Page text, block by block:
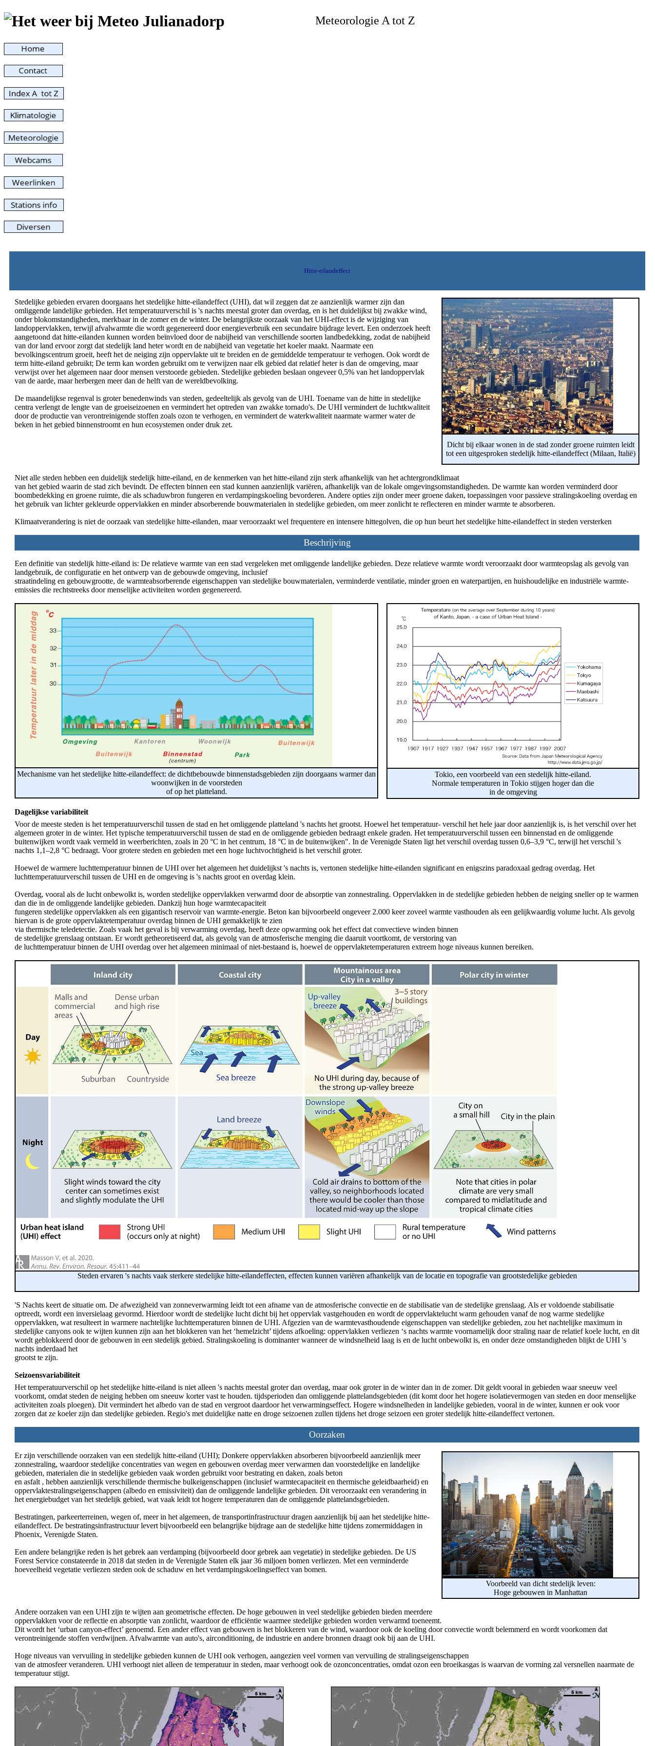
Meteorologie A tot Z
Hitte-eilandeffect
Stedelijke gebieden ervaren doorgaans het stedelijke hitte-eilandeffect (UHI), dat wil zeggen dat ze aanzienlijk warmer zijn dan
omliggende landelijke gebieden. Het temperatuurverschil is 's nachts meestal groter dan overdag, en is het duidelijkst bij zwakke wind,
onder blokomstandigheden, merkbaar in de zomer en de winter. De belangrijkste oorzaak van het UHI-effect is de wijziging van
landoppervlakken, terwijl afvalwarmte die wordt gegenereerd door energieverbruik een secundaire bijdrage levert. Een onderzoek heeft
aangetoond dat hitte-eilanden kunnen worden beïnvloed door de nabijheid van verschillende soorten landbedekking, zodat de nabijheid
van dor land ervoor zorgt dat stedelijk land heter wordt en de nabijheid van vegetatie het koeler maakt. Naarmate een
bevolkingscentrum groeit, heeft het de neiging zijn oppervlakte uit te breiden en de gemiddelde temperatuur te verhogen. Ook wordt de
term hitte-eiland gebruikt; De term kan worden gebruikt om te verwijzen naar elk gebied dat relatief heter is dan de omgeving, maar
verwijst over het algemeen naar door mensen verstoorde gebieden. Stedelijke gebieden beslaan ongeveer 0,5% van het landoppervlak
van de aarde, maar herbergen meer dan de helft van de wereldbevolking.
De maandelijkse regenval is groter benedenwinds van steden, gedeeltelijk als gevolg van de UHI. Toename van de hitte in stedelijke
centra verlengt de lengte van de groeiseizoenen en vermindert het optreden van zwakke tornado's. De UHI vermindert de luchtkwaliteit
door de productie van verontreinigende stoffen zoals ozon te verhogen, en vermindert de waterkwaliteit naarmate warmer water de
beken in het gebied binnenstroomt en hun ecosystemen onder druk zet.
Dicht bij elkaar wonen in de stad zonder groene ruimten leidt
tot een uitgesproken stedelijk hitte-eilandeffect (Milaan, Italië)
Niet alle steden hebben een duidelijk stedelijk hitte-eiland, en de kenmerken van het hitte-eiland zijn sterk afhankelijk van het achtergrondklimaat
van het gebied waarin de stad zich bevindt. De effecten binnen een stad kunnen aanzienlijk variëren, afhankelijk van de lokale omgevingsomstandigheden. De warmte kan worden verminderd door
boombedekking en groene ruimte, die als schaduwbron fungeren en verdampingskoeling bevorderen. Andere opties zijn onder meer groene daken, toepassingen voor passieve stralingskoeling overdag en
het gebruik van lichter gekleurde oppervlakken en minder absorberende bouwmaterialen in stedelijke gebieden, om meer zonlicht te reflecteren en minder warmte te absorberen.
Klimaatverandering is niet de oorzaak van stedelijke hitte-eilanden, maar veroorzaakt wel frequentere en intensere hittegolven, die op hun beurt het stedelijke hitte-eilandeffect in steden versterken
Beschrijving
Een definitie van stedelijk hitte-eiland is: De relatieve warmte van een stad vergeleken met omliggende landelijke gebieden. Deze relatieve warmte wordt veroorzaakt door warmteopslag als gevolg van
landgebruik, de configuratie en het ontwerp van de gebouwde omgeving, inclusief
straatindeling en gebouwgrootte, de warmteabsorberende eigenschappen van stedelijke bouwmaterialen, verminderde ventilatie, minder groen en waterpartijen, en huishoudelijke en industriële warmte-
emissies die rechtstreeks door menselijke activiteiten worden gegenereerd.
Mechanisme van het stedelijke hitte-eilandeffect: de dichtbebouwde binnenstadsgebieden zijn doorgaans warmer dan
woonwijken in de voorsteden
of op het platteland.
Tokio, een voorbeeld van een stedelijk hitte-eiland.
Normale temperaturen in Tokio stijgen hoger dan die
in de omgeving
Dagelijkse variabiliteit
Voor de meeste steden is het temperatuurverschil tussen de stad en het omliggende platteland 's nachts het grootst. Hoewel het temperatuur- verschil het hele jaar door aanzienlijk is, is het verschil over het
algemeen groter in de winter. Het typische temperatuurverschil tussen de stad en de omliggende gebieden bedraagt enkele graden. Het temperatuurverschil tussen een binnenstad en de omliggende
buitenwijken wordt vaak vermeld in weerberichten, zoals in 20 °C in het centrum, 18 °C in de buitenwijken". In de Verenigde Staten ligt het verschil overdag tussen 0,6–3,9 °C, terwijl het verschil 's
nachts 1,1–2,8 °C bedraagt. Voor grotere steden en gebieden met een hoge luchtvochtigheid is het verschil groter.
Hoewel de warmere luchttemperatuur binnen de UHI over het algemeen het duidelijkst 's nachts is, vertonen stedelijke hitte-eilanden significant en enigszins paradoxaal gedrag overdag. Het
luchttemperatuurverschil tussen de UHI en de omgeving is 's nachts groot en overdag klein.
Overdag, vooral als de lucht onbewolkt is, worden stedelijke oppervlakken verwarmd door de absorptie van zonnestraling. Oppervlakken in de stedelijke gebieden hebben de neiging sneller op te warmen
dan die in de omliggende landelijke gebieden. Dankzij hun hoge warmtecapaciteit
fungeren stedelijke oppervlakken als een gigantisch reservoir van warmte-energie. Beton kan bijvoorbeeld ongeveer 2.000 keer zoveel warmte vasthouden als een gelijkwaardig volume lucht. Als gevolg
hiervan is de grote oppervlaktetemperatuur overdag binnen de UHI gemakkelijk te zien
via thermische teledetectie. Zoals vaak het geval is bij verwarming overdag, heeft deze opwarming ook het effect dat convectieve winden binnen
de stedelijke grenslaag ontstaan. Er wordt getheoretiseerd dat, als gevolg van de atmosferische menging die daaruit voortkomt, de verstoring van
de luchttemperatuur binnen de UHI overdag over het algemeen minimaal of niet-bestaand is, hoewel de oppervlaktetemperaturen extreem hoge niveaus kunnen bereiken.
Steden ervaren 's nachts vaak sterkere stedelijke hitte-eilandeffecten, effecten kunnen variëren afhankelijk van de locatie en topografie van grootstedelijke gebieden
'S Nachts keert de situatie om. De afwezigheid van zonneverwarming leidt tot een afname van de atmosferische convectie en de stabilisatie van de stedelijke grenslaag. Als er voldoende stabilisatie
optreedt, wordt een inversielaag gevormd. Hierdoor wordt de stedelijke lucht dicht bij het oppervlak vastgehouden en wordt de oppervlaktelucht warm gehouden vanaf de nog warme stedelijke
oppervlakken, wat resulteert in warmere nachtelijke luchttemperaturen binnen de UHI. Afgezien van de warmtevasthoudende eigenschappen van stedelijke gebieden, zou het nachtelijke maximum in
stedelijke canyons ook te wijten kunnen zijn aan het blokkeren van het ‘hemelzicht’ tijdens afkoeling: oppervlakken verliezen ‘s nachts warmte voornamelijk door straling naar de relatief koele lucht, en dit
wordt geblokkeerd door de gebouwen in een stedelijk gebied. Stralingskoeling is dominanter wanneer de windsnelheid laag is en de lucht onbewolkt is, en onder deze omstandigheden blijkt de UHI 's
nachts inderdaad het
grootst te zijn.
Seizoensvariabiliteit
Het temperatuurverschil op het stedelijke hitte-eiland is niet alleen 's nachts meestal groter dan overdag, maar ook groter in de winter dan in de zomer. Dit geldt vooral in gebieden waar sneeuw veel
voorkomt, omdat steden de neiging hebben om sneeuw korter vast te houden. tijdsperioden dan omliggende plattelandsgebieden (dit komt door het hogere isolatievermogen van steden en door menselijke
activiteiten zoals ploegen). Dit vermindert het albedo van de stad en vergroot daardoor het verwarmingseffect. Hogere windsnelheden in landelijke gebieden, vooral in de winter, kunnen er ook voor
zorgen dat ze koeler zijn dan stedelijke gebieden. Regio's met duidelijke natte en droge seizoenen zullen tijdens het droge seizoen een groter stedelijk hitte-eilandeffect vertonen.
Oorzaken
Er zijn verschillende oorzaken van een stedelijk hitte-eiland (UHI); Donkere oppervlakken absorberen bijvoorbeeld aanzienlijk meer
zonnestraling, waardoor stedelijke concentraties van wegen en gebouwen overdag meer verwarmen dan voorstedelijke en landelijke
gebieden, materialen die in stedelijke gebieden vaak worden gebruikt voor bestrating en daken, zoals beton
en asfalt , hebben aanzienlijk verschillende thermische bulkeigenschappen (inclusief warmtecapaciteit en thermische geleidbaarheid) en
oppervlaktestralingseigenschappen (albedo en emissiviteit) dan de omliggende landelijke gebieden. Dit veroorzaakt een verandering in
het energiebudget van het stedelijk gebied, wat vaak leidt tot hogere temperaturen dan de omliggende plattelandsgebieden.
Bestratingen, parkeerterreinen, wegen of, meer in het algemeen, de transportinfrastructuur dragen aanzienlijk bij aan het stedelijke hitte-
eilandeffect. De bestratingsinfrastructuur levert bijvoorbeeld een belangrijke bijdrage aan de stedelijke hitte tijdens zomermiddagen in
Phoenix, Verenigde Staten.
Een andere belangrijke reden is het gebrek aan verdamping (bijvoorbeeld door gebrek aan vegetatie) in stedelijke gebieden. De US
Forest Service constateerde in 2018 dat steden in de Verenigde Staten elk jaar 36 miljoen bomen verliezen. Met een verminderde
hoeveelheid vegetatie verliezen steden ook de schaduw en het verdampingskoelingseffect van bomen.
Voorbeeld van dicht stedelijk leven:
Hoge gebouwen in Manhattan
Andere oorzaken van een UHI zijn te wijten aan geometrische effecten. De hoge gebouwen in veel stedelijke gebieden bieden meerdere
oppervlakken voor de reflectie en absorptie van zonlicht, waardoor de efficiëntie waarmee stedelijke gebieden worden verwarmd toeneemt.
Dit wordt het ‘urban canyon-effect’ genoemd. Een ander effect van gebouwen is het blokkeren van de wind, waardoor ook de koeling door convectie wordt belemmerd en wordt voorkomen dat
verontreinigende stoffen verdwijnen. Afvalwarmte van auto's, airconditioning, de industrie en andere bronnen draagt ook bij aan de UHI.
Hoge niveaus van vervuiling in stedelijke gebieden kunnen de UHI ook verhogen, aangezien veel vormen van vervuiling de stralingseigenschappen
van de atmosfeer veranderen. UHI verhoogt niet alleen de temperatuur in steden, maar verhoogt ook de ozonconcentraties, omdat ozon een broeikasgas is waarvan de vorming zal versnellen naarmate de
temperatuur stijgt.